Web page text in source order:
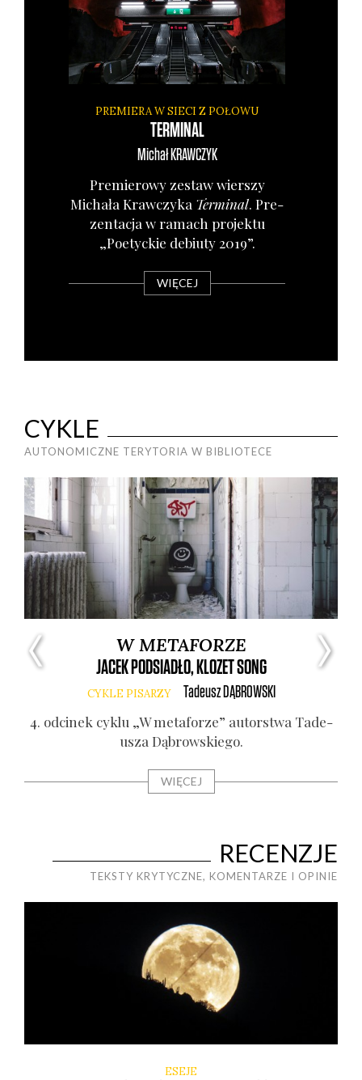
PREMIERA W SIECI Z POŁOWU
TERMINAL
MichałKRAWCZYK
Pre­mie­ro­wy zestaw wier­szy
Micha­ła Kraw­czy­ka Ter­mi­nal. Pre­
zen­ta­cja w ramach pro­jek­tu
„Poetyc­kie debiu­ty 2019”.
WIĘCEJ
CYKLE
AUTONOMICZNE TERYTORIA W BIBLIOTECE
W METAFORZE
JACEK PODSIADŁO, KLOZET SONG
CYKLE PISARZY Tadeusz DĄBROWSKI
4. odci­nek cyklu „W meta­fo­rze” autor­stwa Tade­
usza Dąbrow­skie­go.
WIĘCEJ
RECENZJE
TEKSTY KRYTYCZNE, KOMENTARZE I OPINIE
ESEJE